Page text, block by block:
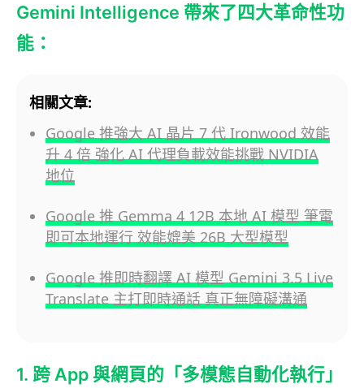
Gemini Intelligence 帶來了四大革命性功
能：
相關文章:
Google 推強大 AI 晶片 7 代 Ironwood 效能
升 4 倍 強化 AI 代理負載效能挑戰 NVIDIA
地位
Google 推 Gemma 4 12B 本地 AI 模型 筆電
即可本地運行 效能媲美 26B 大型模型
Google 推即時翻譯 AI 模型 Gemini 3.5 Live
Translate 主打即時通話 真正無障礙溝通
1. 跨 App 與網頁的「多模態自動化執行」